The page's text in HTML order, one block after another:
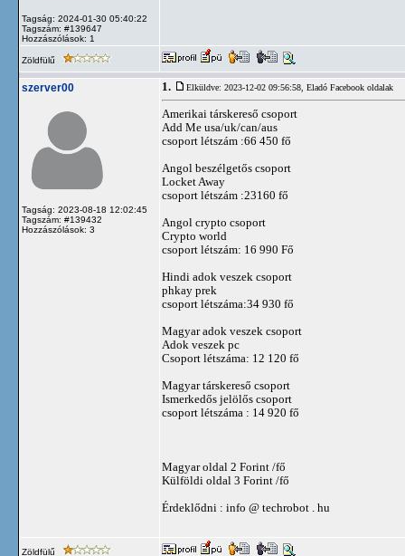
Tagság: 2024-01-30 05:40:22
Tagszám: #139647
Hozzászólások: 1
Zöldfülű
szerver00
Tagság: 2023-08-18 12:02:45
Tagszám: #139432
Hozzászólások: 3
1. Elküldve: 2023-12-02 09:56:58, Eladó Facebook oldalak
Amerikai társkereső csoport
Add Me usa/uk/can/aus
csoport létszám :66 450 fő
Angol beszélgetős csoport
Locket Away
csoport létszám :23160 fő
Angol crypto csoport
Crypto world
csoport létszám: 16 990 Fő
Hindi adok veszek csoport
phkay prek
csoport létszáma:34 930 fő
Magyar adok veszek csoport
Adok veszek pc
Csoport létszáma: 12 120 fő
Magyar társkereső csoport
Ismerkedős jelölős csoport
csoport létszáma : 14 920 fő
Magyar oldal 2 Forint /fő
Külföldi oldal 3 Forint /fő
Érdeklődni : info @ techrobot . hu
Zöldfülű